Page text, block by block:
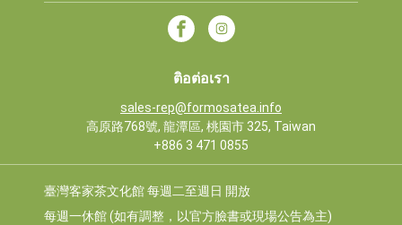
ติอต่อเรา
sales-rep@formosatea.info
高原路768號, 龍潭區, 桃園市 325, Taiwan
+886 3 471 0855
臺灣客家茶文化館 每週二至週日 開放
每週一休館 (如有調整，以官方臉書或現場公告為主)